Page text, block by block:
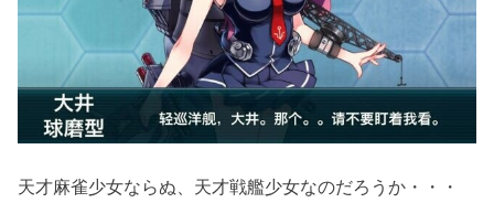
天才麻雀少女ならぬ、天才戦艦少女なのだろうか・・・